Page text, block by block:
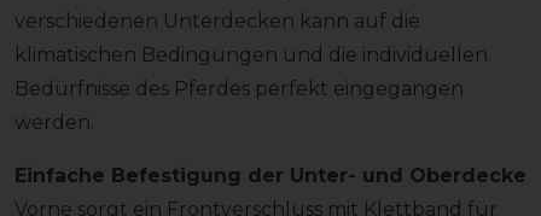
verschiedenen Unterdecken kann auf die
klimatischen Bedingungen und die individuellen
Bedürfnisse des Pferdes perfekt eingegangen
werden.
Einfache Befestigung der Unter- und Oberdecke
Vorne sorgt ein Frontverschluss mit Klettband für